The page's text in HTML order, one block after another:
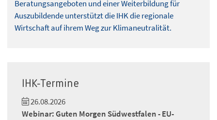
Beratungsangeboten und einer Weiterbildung für
Auszubildende unterstützt die IHK die regionale
Wirtschaft auf ihrem Weg zur Klimaneutralität.
IHK-Termine
26.08.2026
Webinar: Guten Morgen Südwestfalen - EU-